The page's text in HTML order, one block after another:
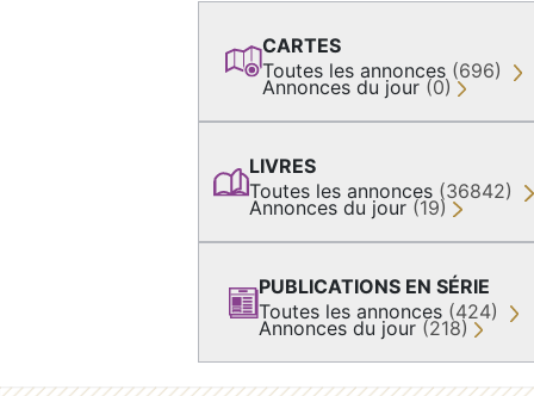
CARTES
Toutes les annonces (696)
Annonces du jour (0)
LIVRES
Toutes les annonces (36842)
Annonces du jour (19)
PUBLICATIONS EN SÉRIE
Toutes les annonces (424)
Annonces du jour (218)